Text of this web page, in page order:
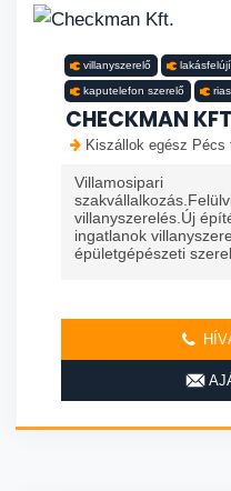
villanyszerelő
kaputelefon szerelő
CHECKMAN
Kiszállok egész Pécs
Villamosipari
villanyszerelés.Új
ingatlanok
épületgépészeti